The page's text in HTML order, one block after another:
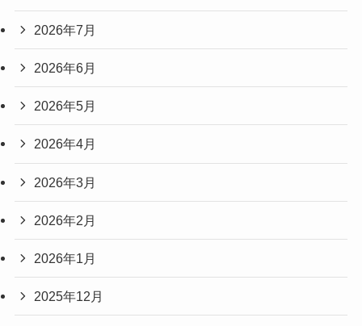
2026年7月
2026年6月
2026年5月
2026年4月
2026年3月
2026年2月
2026年1月
2025年12月